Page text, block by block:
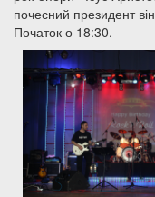
почесний президент
Початок о 18:30.